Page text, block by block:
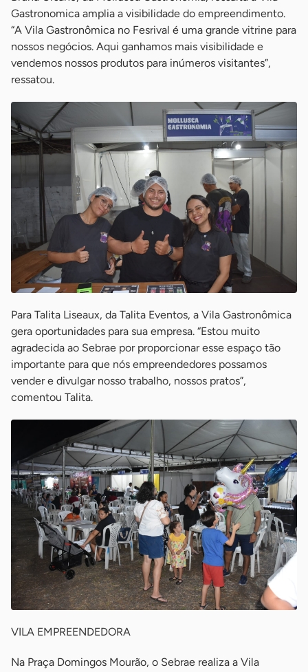
Gastronomica amplia a visibilidade do empreendimento.
“A Vila Gastronômica no Fesrival é uma grande vitrine para
nossos negócios. Aqui ganhamos mais visibilidade e
vendemos nossos produtos para inúmeros visitantes”,
ressatou.
Para Talita Liseaux, da Talita Eventos, a Vila Gastronômica
gera oportunidades para sua empresa. “Estou muito
agradecida ao Sebrae por proporcionar esse espaço tão
importante para que nós empreendedores possamos
vender e divulgar nosso trabalho, nossos pratos”,
comentou Talita.
VILA EMPREENDEDORA
Na Praça Domingos Mourão, o Sebrae realiza a Vila